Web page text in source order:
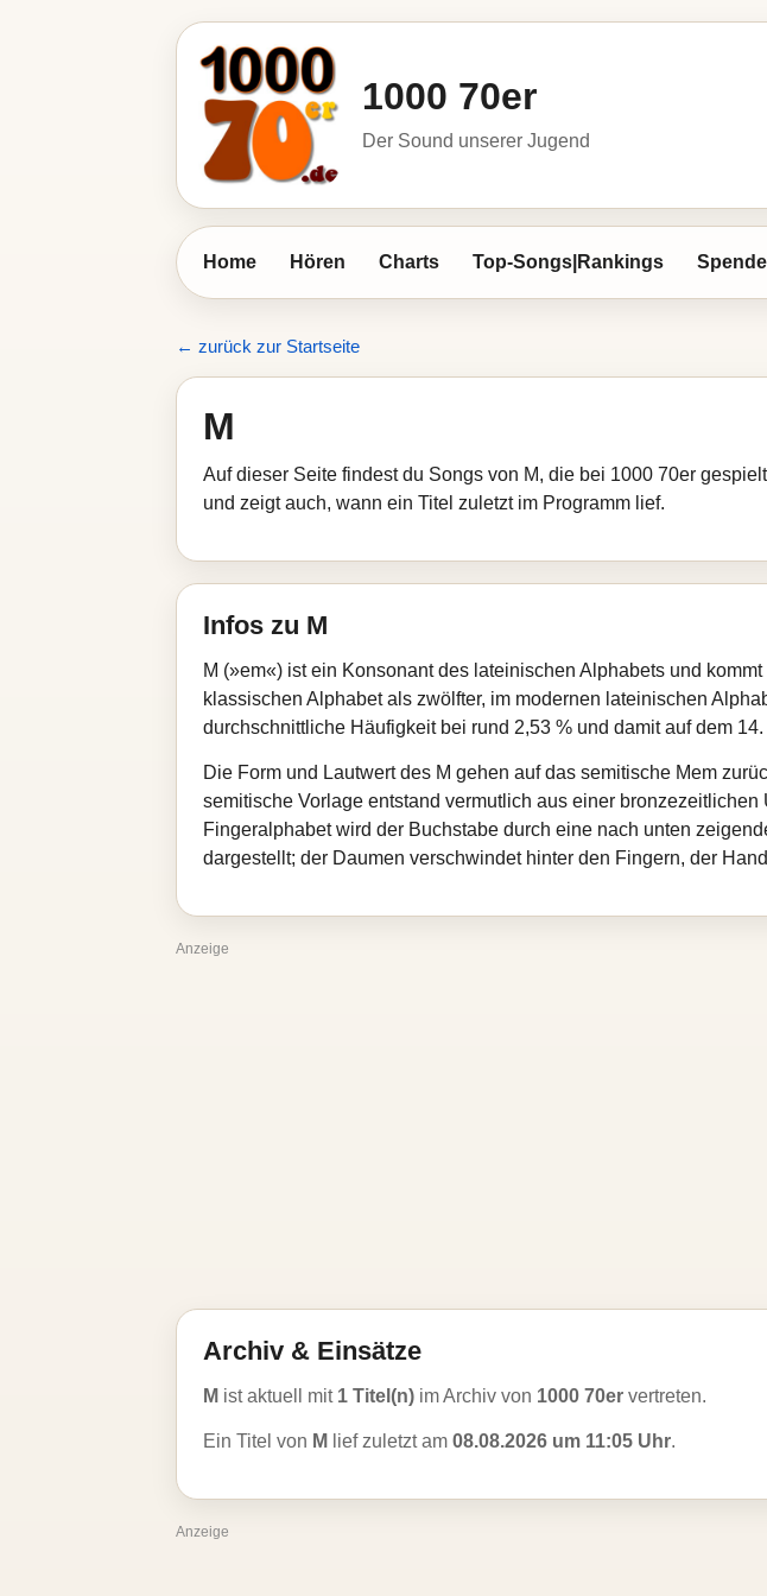
1000 70er
Der Sound unserer Jugend
Home Hören Charts Top-Songs|Rankings Spende
← zurück zur Startseite
M
Auf dieser Seite findest du Songs von M, die bei 1000 70er
und zeigt auch, wann ein Titel zuletzt im Programm lief.
Infos zu M
M (»em«) ist ein Konsonant des lateinischen Alphabets und
klassischen Alphabet als zwölfter, im modernen lateinischen
durchschnittliche Häufigkeit bei rund 2,53 % und damit auf dem
Die Form und Lautwert des M gehen auf das semitische Mem
semitische Vorlage entstand vermutlich aus einer
Fingeralphabet wird der Buchstabe durch eine nach unten
dargestellt; der Daumen verschwindet hinter den Fingern, der
Anzeige
Archiv & Einsätze
M ist aktuell mit 1 Titel(n) im Archiv von 1000 70er vertreten.
Ein Titel von M lief zuletzt am 08.08.2026 um 11:05 Uhr.
Anzeige